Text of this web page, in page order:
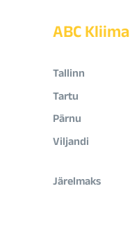
ABC Kliima
Tallinn
Tartu
Pärnu
Viljandi
Järelmaks